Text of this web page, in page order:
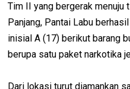
Tim II yang bergerak menuju
Panjang, Pantai Labu
inisial A (17) berikut barang
berupa satu paket narkotika
Dari lokasi turut diamankan